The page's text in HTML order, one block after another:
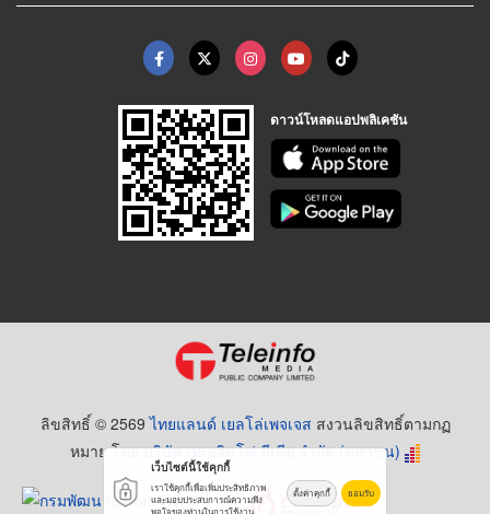
ดาวน์โหลดแอปพลิเคชัน
ลิขสิทธิ์ © 2569ไทยแลนด์ เยลโล่เพจเจส สงวนลิขสิทธิ์ตามกฏ
หมาย โดยบริษัท เทเลอินโฟ มีเดีย จำกัด (มหาชน)
เว็บไซต์นี้ใช้คุกกี้
เราใช้คุกกี้เพื่อเพิ่มประสิทธิภาพ
และมอบประสบการณ์ความพึง
พอใจของท่านในการใช้งาน
ตั้งค่าคุกกี้ ยอมรับ